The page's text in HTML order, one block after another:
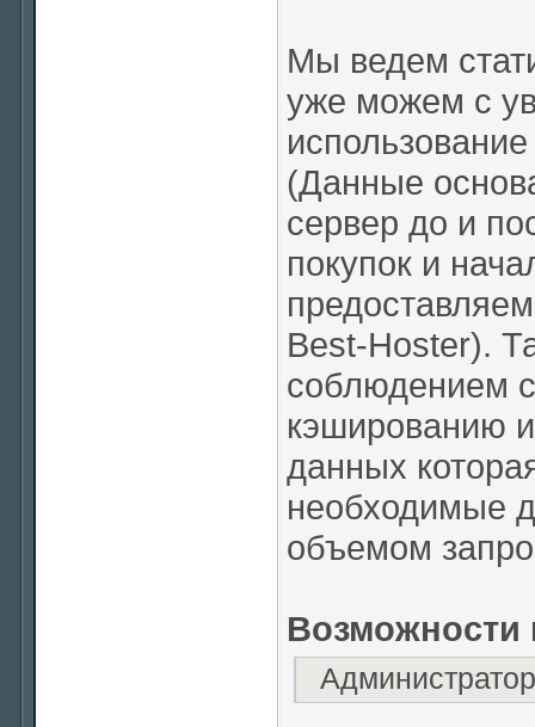
Мы ведем
уже можем с
(Данные
сервер до и
покупок и
Best-Hoster).
соблюдением
кэшированию
данных
необходимые
объемом
Возможности